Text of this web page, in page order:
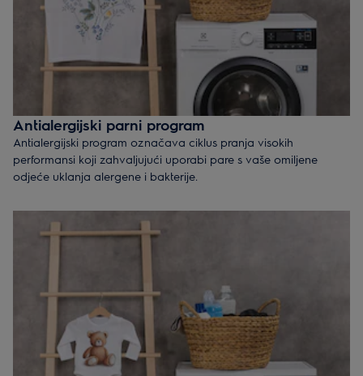
Antialergijski parni program
Antialergijski program označava ciklus pranja visokih
performansi koji zahvaljujući uporabi pare s vaše omiljene
odjeće uklanja alergene i bakterije.